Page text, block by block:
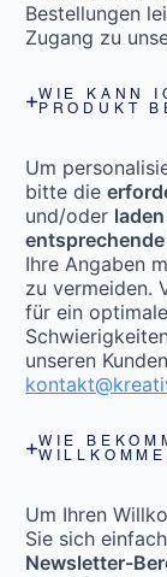
Bestellungen
Zugang zu
WIE KANN
PRODUKT
Um
bitte die
und/oder
Ihre Angaben
zu vermeiden.
für ein
unseren
WIE
Um Ihren
Sie sich
Newsletter-